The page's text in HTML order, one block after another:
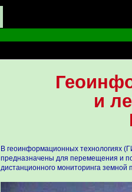
и
В геоинформационных технологиях
предназначены для перемещения и
дистанционного мониторинга земной